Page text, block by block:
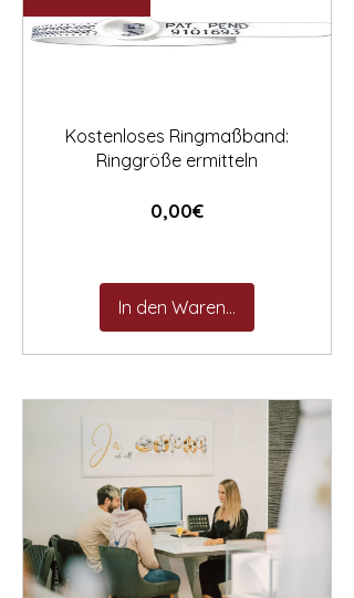
Kostenloses Ringmaßband:
Ringgröße ermitteln
0,00€Preis
In den Warenkorb